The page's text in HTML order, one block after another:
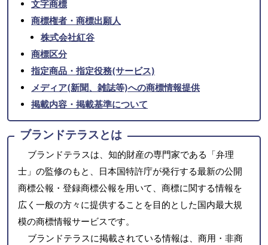
文字商標
商標権者・商標出願人
株式会社紅谷
商標区分
指定商品・指定役務(サービス)
メディア(新聞、雑誌等)への商標情報提供
掲載内容・掲載基準について
ブランドテラスとは
ブランドテラスは、知的財産の専門家である「弁理
士」の監修のもと、日本国特許庁が発行する最新の公開
商標公報・登録商標公報を用いて、商標に関する情報を
広く一般の方々に提供することを目的とした国内最大規
模の商標情報サービスです。
ブランドテラスに掲載されている情報は、商用・非商